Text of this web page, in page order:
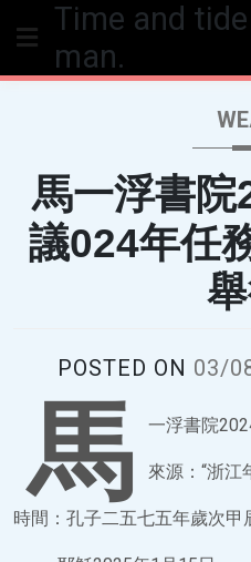
Time and
man.
馬一浮書院
議024年任
POSTED ON 03/
馬 一浮書院
來源：“浙江
時間：孔子二五七五年歲次甲